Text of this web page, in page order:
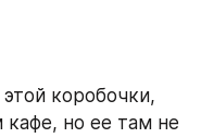
коробочки,
но ее там не